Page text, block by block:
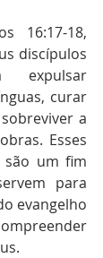
16:17-18,
discípulos
expulsar
curar
a
Esses
são um fim
para
evangelho